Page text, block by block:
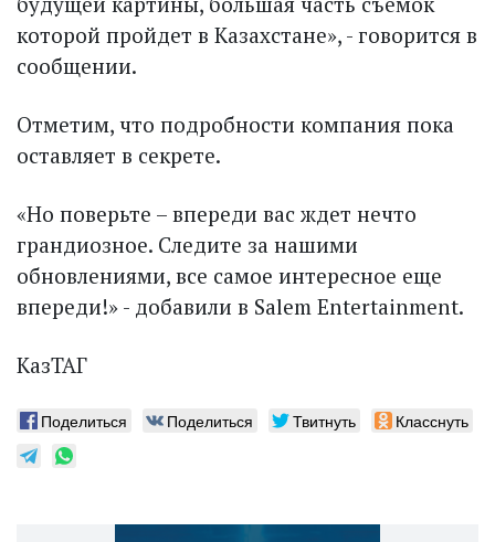
которой пройдет в Казахстане», - говорится в
сообщении.
Отметим, что подробности компания пока
оставляет в секрете.
«Но поверьте – впереди вас ждет нечто
грандиозное. Следите за нашими
обновлениями, все самое интересное еще
впереди!» - добавили в Salem Entertainment.
КазТАГ
Поделиться Поделиться Твитнуть Класснуть